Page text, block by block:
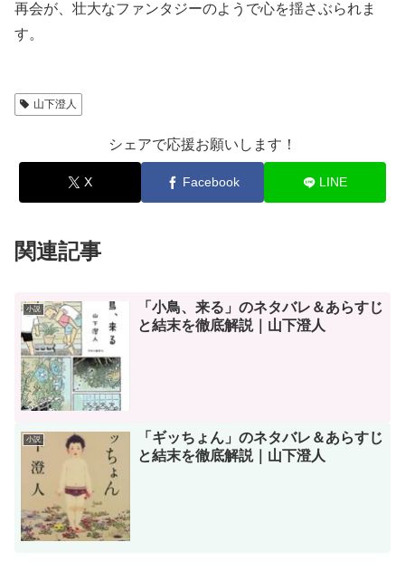
再会が、壮大なファンタジーのようで心を揺さぶられま
す。
山下澄人
シェアで応援お願いします！
X Facebook LINE
関連記事
小説
「小鳥、来る」のネタバレ＆あらすじ
と結末を徹底解説｜山下澄人
小説
「ギッちょん」のネタバレ＆あらすじ
と結末を徹底解説｜山下澄人